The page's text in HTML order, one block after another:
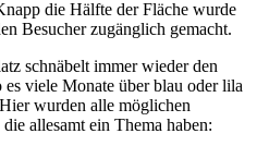
die Hälfte der Fläche wurde
Besucher zugänglich gemacht.
schnäbelt immer wieder den
es viele Monate über blau oder lila
wurden alle möglichen
allesamt ein Thema haben: